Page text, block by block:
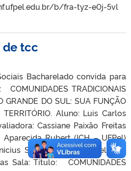
b/fra-tyz-e0j-5vl
de tcc
Bacharelado convida para
TRADICIONAIS
GRANDE DO SUL: SUA FUNÇÃO
Aluno: Luis Carlos
Cassiane Paixão Freitas
Aparecida Rubert (ICH – UFPel)
Spolle (IFISP – UFPel) Dia:
Sala: Título: COMUNIDADES